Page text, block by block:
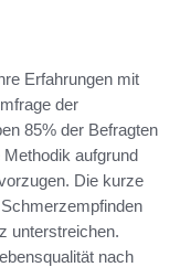
Erfahrungen mit
der
85% der Befragten
aufgrund
Die kurze
unterstreichen.
nach